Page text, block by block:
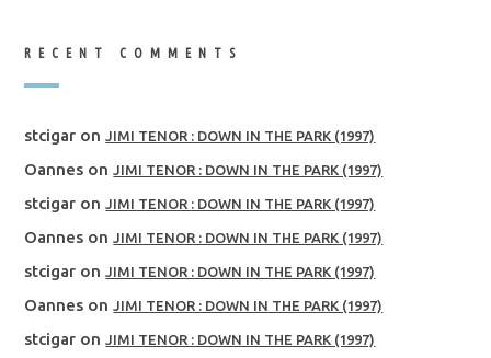
RECENT COMMENTS
stcigar onJIMI TENOR : DOWN IN THE PARK (1997)
Oannes onJIMI TENOR : DOWN IN THE PARK (1997)
stcigar onJIMI TENOR : DOWN IN THE PARK (1997)
Oannes onJIMI TENOR : DOWN IN THE PARK (1997)
stcigar onJIMI TENOR : DOWN IN THE PARK (1997)
Oannes onJIMI TENOR : DOWN IN THE PARK (1997)
stcigar onJIMI TENOR : DOWN IN THE PARK (1997)